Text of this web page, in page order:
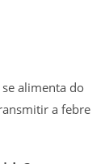
alimenta do
a febre